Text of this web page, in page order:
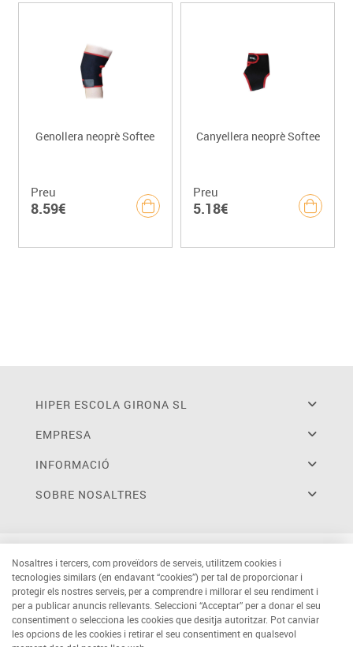
Genollera neoprè Softee
Preu
8.59€
Canyellera neoprè Softee
Preu
5.18€
HIPER ESCOLA GIRONA SL
EMPRESA
INFORMACIÓ
SOBRE NOSALTRES
Nosaltres i tercers, com proveïdors de serveis, utilitzem cookies i
tecnologies similars (en endavant “cookies”) per tal de proporcionar i
protegir els nostres serveis, per a comprendre i millorar el seu rendiment i
per a publicar anuncis rellevants. Seleccioni “Acceptar” per a donar el seu
consentiment o selecciona les cookies que desitja autoritzar. Pot canviar
les opcions de les cookies i retirar el seu consentiment en qualsevol